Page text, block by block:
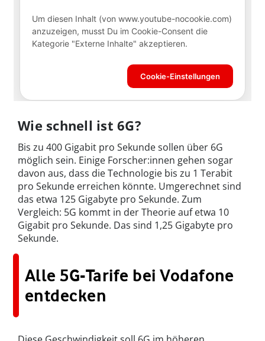
Wie schnell ist 6G?
Bis zu 400 Gigabit pro Sekunde sollen über 6G
möglich sein. Einige Forscher:innen gehen sogar
davon aus, dass die Technologie bis zu 1 Terabit
pro Sekunde erreichen könnte. Umgerechnet sind
das etwa 125 Gigabyte pro Sekunde. Zum
Vergleich: 5G kommt in der Theorie auf etwa 10
Gigabit pro Sekunde. Das sind 1,25 Gigabyte pro
Sekunde.
Alle 5G-Tarife bei Vodafone
entdecken